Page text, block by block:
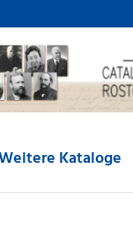
Kataloge